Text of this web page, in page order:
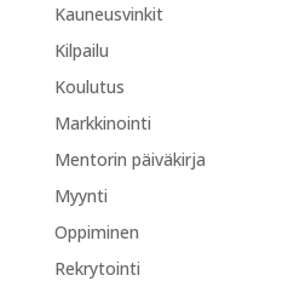
Kauneusvinkit
Kilpailu
Koulutus
Markkinointi
Mentorin päiväkirja
Myynti
Oppiminen
Rekrytointi